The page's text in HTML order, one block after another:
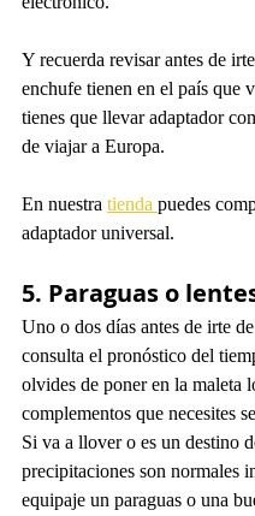
Y recuerda revisar antes de
enchufe tienen en el país que
tienes que llevar adaptador
de viajar a Europa.
En nuestra tienda puedes
adaptador universal.
5. Paraguas o
Uno o dos días antes de irte
consulta el pronóstico del
olvides de poner en la maleta
complementos que necesites
Si va a llover o es un destino
precipitaciones son normales
equipaje un paraguas o una